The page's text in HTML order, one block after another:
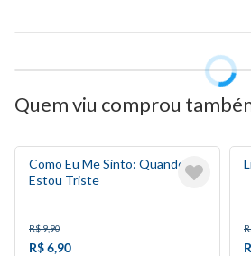
Quem viu comprou
Como Eu Me Sinto: Quando
Estou Triste
R$ 9,90
R$ 6,90